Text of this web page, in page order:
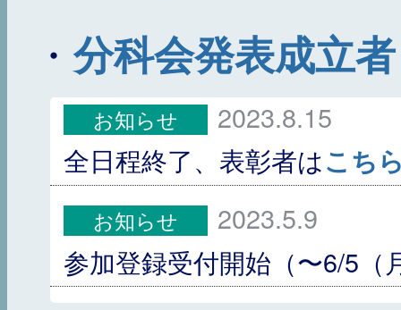
・ 分科会発表成立
お知らせ
2023.8.15
全日程終了、表彰者はこち
お知らせ
2023.5.9
参加登録受付開始（〜6/5（